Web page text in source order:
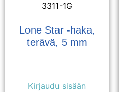
3311-1G
Lone Star -haka,
terävä, 5 mm
Kirjaudu sisään